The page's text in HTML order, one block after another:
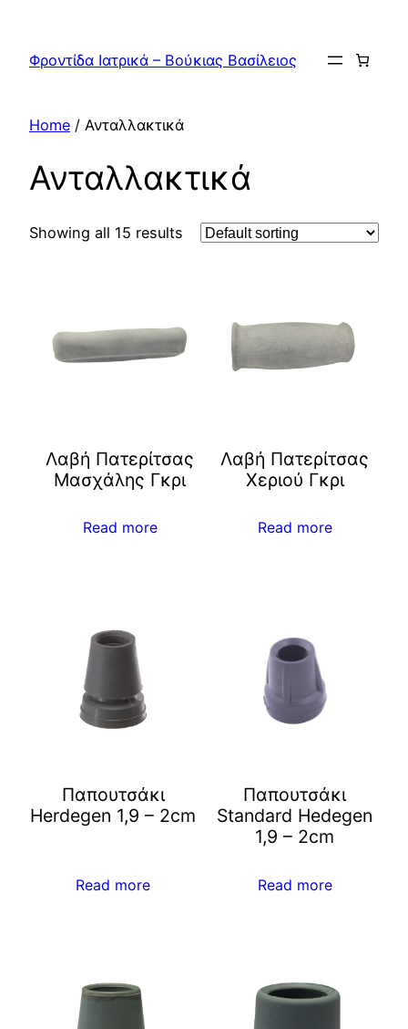
content
Φροντίδα Ιατρικά – Βούκιας Βασίλειος
Home / Ανταλλακτικά
Ανταλλακτικά
Showing all 15 results
Λαβή Πατερίτσας
Μασχάλης Γκρι
Read more
Λαβή Πατερίτσας
Χεριού Γκρι
Read more
Παπουτσάκι
Herdegen 1,9 – 2cm
Read more
Παπουτσάκι
Standard Hedegen
1,9 – 2cm
Read more